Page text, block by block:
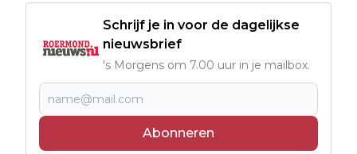
Schrijf je in voor de dagelijkse
nieuwsbrief
's Morgens om 7.00 uur in je mailbox.
Abonneren